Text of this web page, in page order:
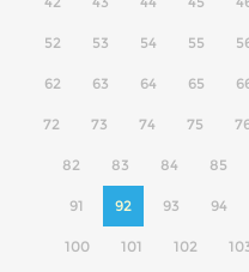
52 53 54 55
62 63 64 65
72 73 74 75
82 83 84 85
91 92 93 94
100 101 102